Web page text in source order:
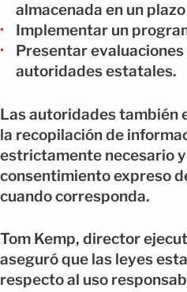
almacenada en un
Implementar un
Presentar
autoridades estatales.
Las autoridades también
la recopilación de
estrictamente necesario
consentimiento expreso
cuando corresponda.
Tom Kemp, director
aseguró que las leyes
respecto al uso